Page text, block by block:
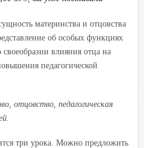
материнства и отцовства
об особых функциях
влияния отца на
педагогической
отцовство, педагогическая
три урока. Можно предложить